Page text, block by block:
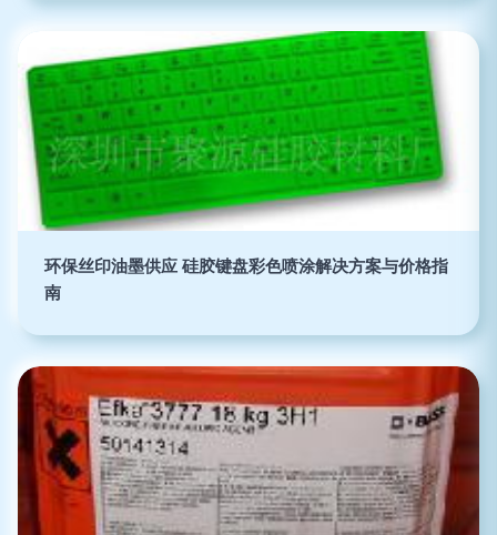
环保丝印油墨供应 硅胶键盘彩色喷涂解决方案与价格指
南